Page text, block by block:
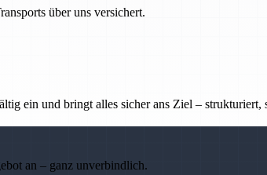
über uns versichert.
ein und bringt alles sicher ans Ziel – strukturiert,
an – ganz unverbindlich.